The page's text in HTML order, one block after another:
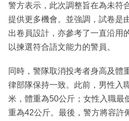
警方表示，此次調整旨在為未符
提供更多機會。並強調，試卷是
出卷員設計，亦參考了一直沿用
以揀選符合語文能力的警員。
同時，警隊取消投考者身高及體
律部隊保持一致。此前，男性入
米，體重為50公斤；女性入職最
重為42公斤。最後，警方將容許